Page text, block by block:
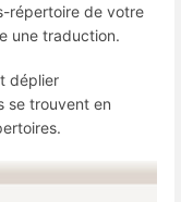
répertoire de votre
une traduction.
déplier
se trouvent en